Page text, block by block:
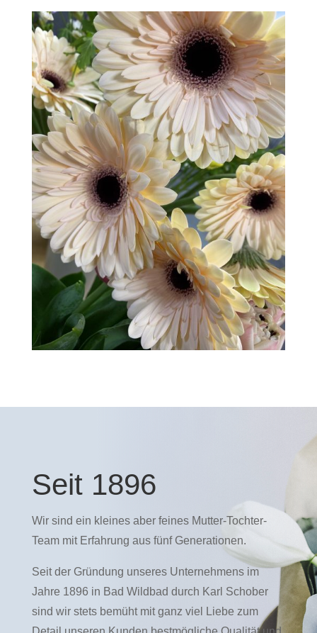
Seit 1896
Wir sind ein kleines aber feines Mutter-Tochter-
Team mit Erfahrung aus fünf Generationen.
Seit der Gründung unseres Unternehmens im
Jahre 1896 in Bad Wildbad durch Karl Schober
sind wir stets bemüht mit ganz viel Liebe zum